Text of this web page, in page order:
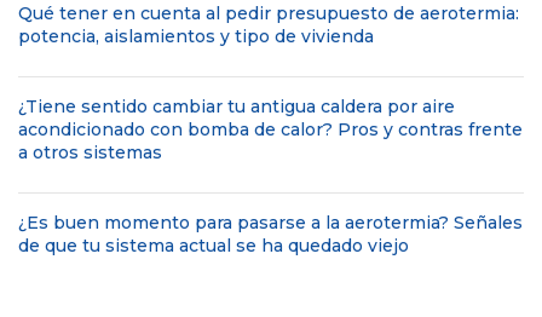
Qué tener en cuenta al pedir presupuesto de aerotermia:
potencia, aislamientos y tipo de vivienda
¿Tiene sentido cambiar tu antigua caldera por aire
acondicionado con bomba de calor? Pros y contras frente
a otros sistemas
¿Es buen momento para pasarse a la aerotermia? Señales
de que tu sistema actual se ha quedado viejo